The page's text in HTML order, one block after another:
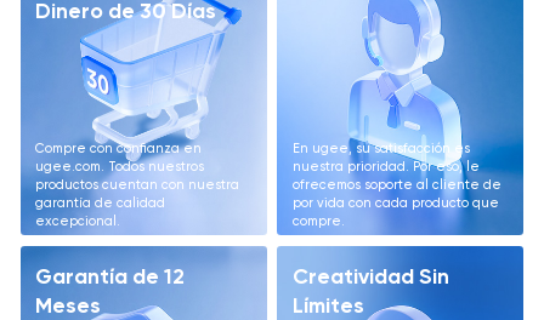
Dinero de 30 Días
Compre con confianza en
ugee.com. Todos nuestros
productos cuentan con nuestra
garantía de calidad
excepcional.
En ugee, su satisfacción es
nuestra prioridad. Por eso, le
ofrecemos soporte al cliente de
por vida con cada producto que
compre.
Garantía de 12
Meses
Creatividad Sin
Límites